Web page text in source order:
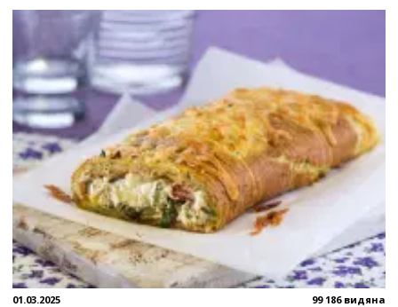
01.03.2025 99 186 видяна